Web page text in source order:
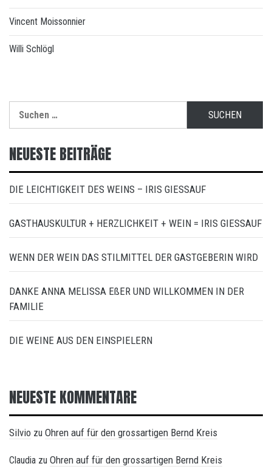
Vincent Moissonnier
Willi Schlögl
nach:
NEUESTE BEITRÄGE
DIE LEICHTIGKEIT DES WEINS – IRIS GIESSAUF
GASTHAUSKULTUR + HERZLICHKEIT + WEIN = IRIS GIESSAUF
WENN DER WEIN DAS STILMITTEL DER GASTGEBERIN WIRD
DANKE ANNA MELISSA EßER UND WILLKOMMEN IN DER
FAMILIE
DIE WEINE AUS DEN EINSPIELERN
NEUESTE KOMMENTARE
Silvio zu Ohren auf für den grossartigen Bernd Kreis
Claudia zu Ohren auf für den grossartigen Bernd Kreis